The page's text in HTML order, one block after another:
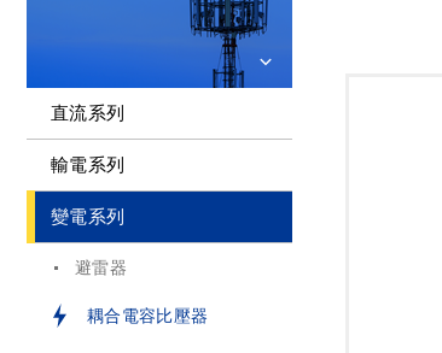
直流系列
輸電系列
變電系列
避雷器
耦合電容比壓器